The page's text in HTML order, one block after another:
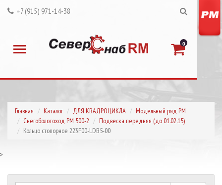
+7 (915) 971-14-38
0
Главная Каталог ДЛЯ КВАДРОЦИКЛА
Модельный ряд РМ
Снегоболотоход РМ 500-2
Подвеска передняя (до 01.02.15)
Кольцо стопорное 223F00-LDB5-00
>